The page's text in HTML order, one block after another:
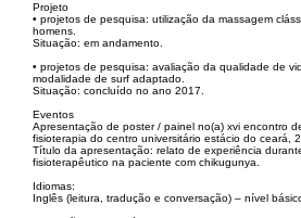
Projeto
• projetos de pesquisa: utilização da massagem
homens.
Situação: em andamento.
• projetos de pesquisa: avaliação da qualidade de
modalidade de surf adaptado.
Situação: concluído no ano 2017.
Eventos
Apresentação de poster / painel no(a) xvi encontro
fisioterapia do centro universitário estácio do ceará,
Título da apresentação: relato de experiência
fisioterapêutico na paciente com chikugunya.
Idiomas:
Inglês (leitura, tradução e conversação) – nível